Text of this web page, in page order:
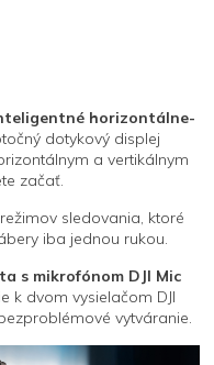
horizontálne-
dotykový displej
a vertikálnym
začať.
sledovania, ktoré
iba jednou rukou.
s mikrofónom DJI Mic
k dvom vysielačom DJI
vytváranie.